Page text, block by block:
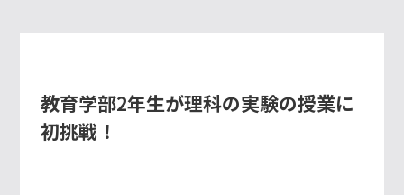
教育学部2年生が理科の実験の授業に
初挑戦！